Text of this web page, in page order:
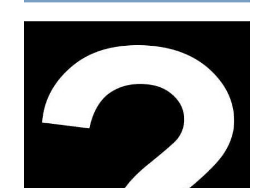
Mais Informação